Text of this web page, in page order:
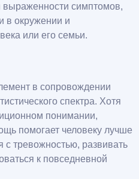
выраженности симптомов,
в окружении и
или его семьи.
в сопровождении
спектра. Хотя
понимании,
помогает человеку лучше
с тревожностью, развивать
к повседневной